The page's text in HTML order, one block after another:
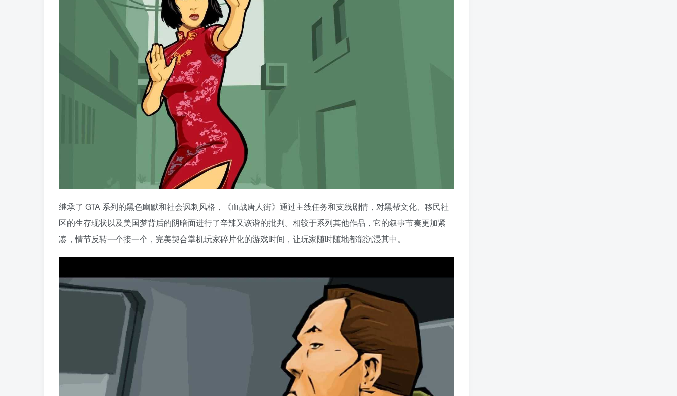
继承了 GTA 系列的黑色幽默和社会讽刺风格，《血战唐人街》通过主线任务和支线剧情，对黑帮文化、移民社
区的生存现状以及美国梦背后的阴暗面进行了辛辣又诙谐的批判。相较于系列其他作品，它的叙事节奏更加紧
凑，情节反转一个接一个，完美契合掌机玩家碎片化的游戏时间，让玩家随时随地都能沉浸其中。